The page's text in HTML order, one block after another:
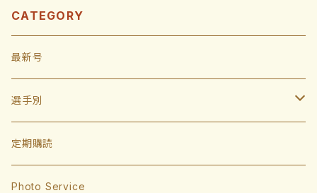
CATEGORY
最新号
選手別
投手
東浜巨
捕手
定期購読
Photo Service